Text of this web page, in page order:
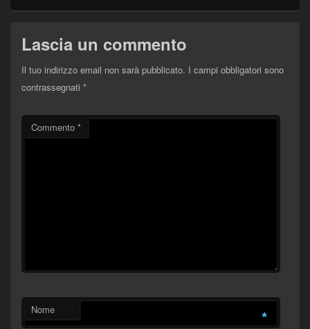
Lascia un commento
Il tuo indirizzo email non sarà pubblicato. I campi obbligatori sono
contrassegnati *
Commento *
Nome *